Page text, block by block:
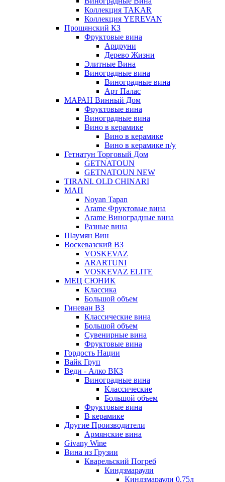
Коллекция TAKAR
Коллекция YEREVAN
Прошянский КЗ
Фруктовые вина
Арцруни
Дерево Жизни
Элитные Вина
Виноградные вина
Виноградные вина
Арт Палас
МАРАН Винный Дом
Фруктовые вина
Виноградные вина
Вино в керамике
Вино в керамике
Вино в керамике п/у
Гетнатун Торговый Дом
GETNATOUN
GETNATOUN NEW
TIRANI. OLD CHINARI
МАП
Noyan Tapan
Arame Фруктовые вина
Arame Виноградные вина
Разные вина
Шаумян Вин
Воскевазский ВЗ
VOSKEVAZ
ARARTUNI
VOSKEVAZ ELITE
МЕЦ СЮНИК
Классика
Большой объем
Гиневан ВЗ
Классические вина
Большой объем
Сувенирные вина
Фруктовые вина
Гордость Нации
Вайк Груп
Веди - Алко ВКЗ
Виноградные вина
Классические
Большой объем
Фруктовые вина
В керамике
Другие Производители
Армянские вина
Givany Wine
Вина из Грузии
Кварельский Погреб
Киндзмараули
Киндзмараули 0,75л